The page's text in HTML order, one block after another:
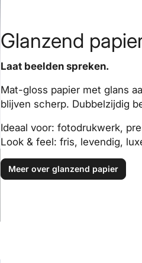
Glanzend
Laat beelden spreken.
Mat-gloss papier met glans
blijven scherp. Dubbelzijdig
Ideaal voor: fotodrukwerk,
Look & feel: fris, levendig,
Meer over glanzend papier